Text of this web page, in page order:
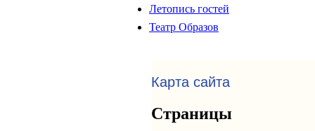
Летопись гостей
Театр Образов
Карта сайта
Страницы